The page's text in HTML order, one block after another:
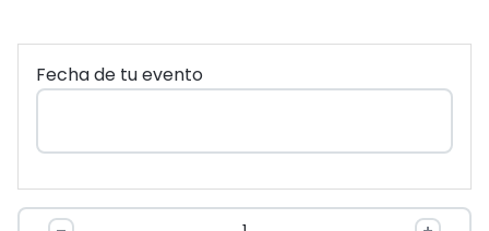
Fecha de tu evento